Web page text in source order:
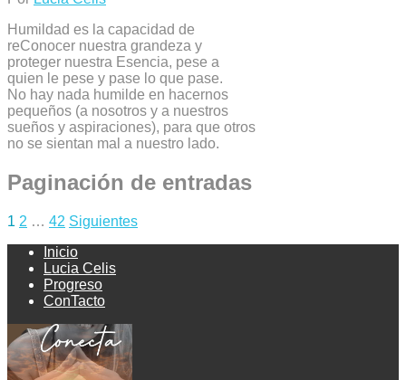
Humildad es la capacidad de
reConocer nuestra grandeza y
proteger nuestra Esencia, pese a
quien le pese y pase lo que pase.
No hay nada humilde en hacernos
pequeños (a nosotros y a nuestros
sueños y aspiraciones), para que otros
no se sientan mal a nuestro lado.
Paginación de entradas
1 2 … 42 Siguientes
Inicio
Lucia Celis
Progreso
ConTacto